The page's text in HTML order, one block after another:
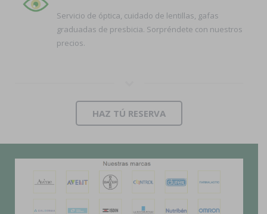
Servicio de óptica, cuidado de lentillas, gafas
graduadas de presbicia. Sorpréndete con nuestros
precios.
HAZ TÚ RESERVA